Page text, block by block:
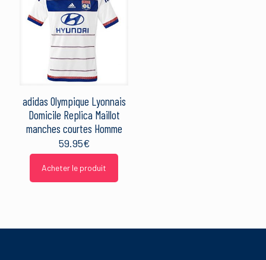
adidas Olympique Lyonnais
Domicile Replica Maillot
manches courtes Homme
59.95€
Acheter le produit